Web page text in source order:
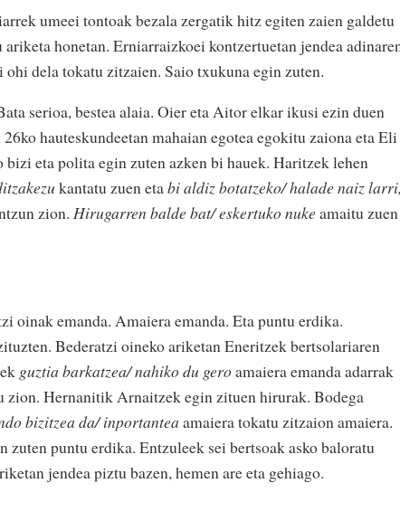
umeei tontoak bezala zergatik hitz egiten zaien galdetu
honetan. Erniarraizkoei kontzertuetan jendea
ohi dela tokatu zitzaien. Saio txukuna egin zuten.
serioa, bestea alaia. Oier eta Aitor elkar ikusi ezin duen
hauteskundeetan mahaian egotea egokitu zaiona eta Eli
bizi eta polita egin zuten azken bi hauek. Haritzek lehen
kantatu zuen etabi aldiz botatzeko/ halade naiz
zion. Hirugarren balde bat/ eskertuko nukeamaitu zuen
oinak emanda. Amaiera emanda. Eta puntu erdika.
Bederatzi oineko ariketan Eneritzek bertsolariaren
guztia barkatzea/ nahiko du geroamaiera emanda adarrak
Hernanitik Arnaitzek egin zituen hirurak. Bodega
bizitzea da/ inportantea amaiera tokatu zitzaion amaiera.
puntu erdika. Entzuleek sei bertsoak asko baloratu
jendea piztu bazen, hemen are eta gehiago.